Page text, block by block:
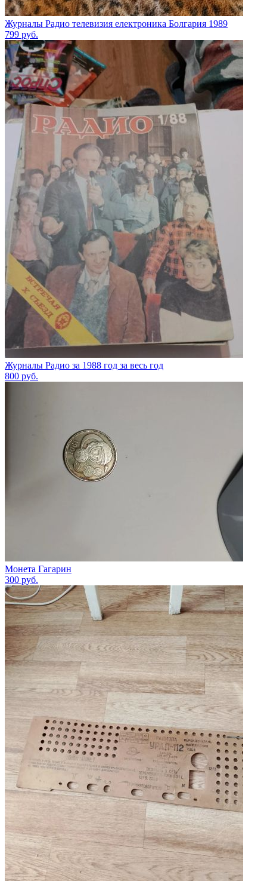
Журналы Радио телевизия електроника Болгария 1989
799 руб.
Журналы Радио за 1988 год за весь год
800 руб.
Монета Гагарин
300 руб.